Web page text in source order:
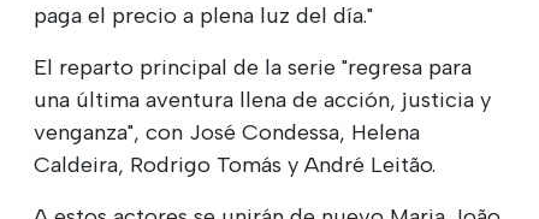
paga el precio a plena luz del día."
El reparto principal de la serie "regresa para
una última aventura llena de acción, justicia y
venganza", con José Condessa, Helena
Caldeira, Rodrigo Tomás y André Leitão.